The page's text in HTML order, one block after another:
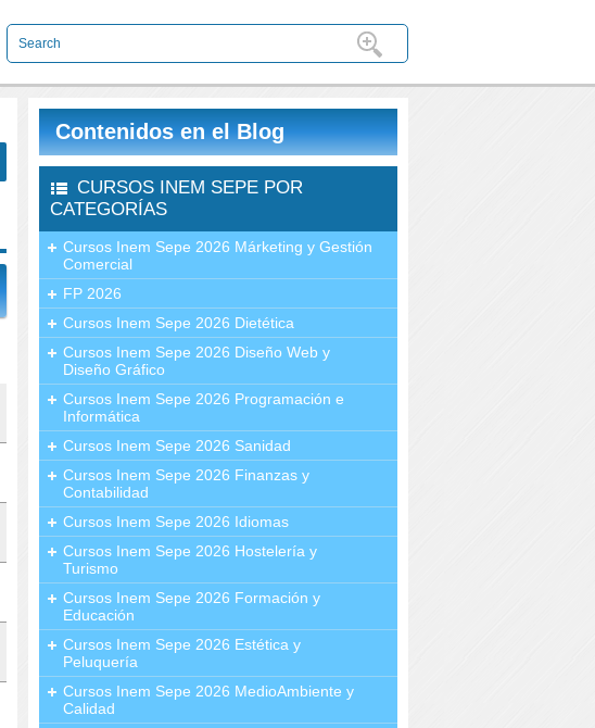
Contenidos en el Blog
CURSOS INEM SEPE POR
CATEGORÍAS
Cursos Inem Sepe 2026 Márketing y Gestión
Comercial
FP 2026
Cursos Inem Sepe 2026 Dietética
Cursos Inem Sepe 2026 Diseño Web y
Diseño Gráfico
Cursos Inem Sepe 2026 Programación e
Informática
Cursos Inem Sepe 2026 Sanidad
Cursos Inem Sepe 2026 Finanzas y
Contabilidad
Cursos Inem Sepe 2026 Idiomas
Cursos Inem Sepe 2026 Hostelería y
Turismo
Cursos Inem Sepe 2026 Formación y
Educación
Cursos Inem Sepe 2026 Estética y
Peluquería
Cursos Inem Sepe 2026 MedioAmbiente y
Calidad